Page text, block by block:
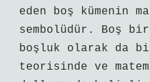
eden boş kümenin
sembolüdür. Boş
boşluk olarak da
teorisinde ve